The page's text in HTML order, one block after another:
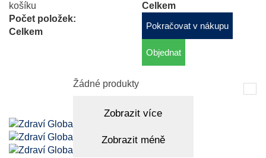
Košík
(prázdný)
Žádné produkty
Zobrazit více
Zobrazit méně
košíku
Počet položek:
Celkem
Celkem
Pokračovat v nákupu
Objednat